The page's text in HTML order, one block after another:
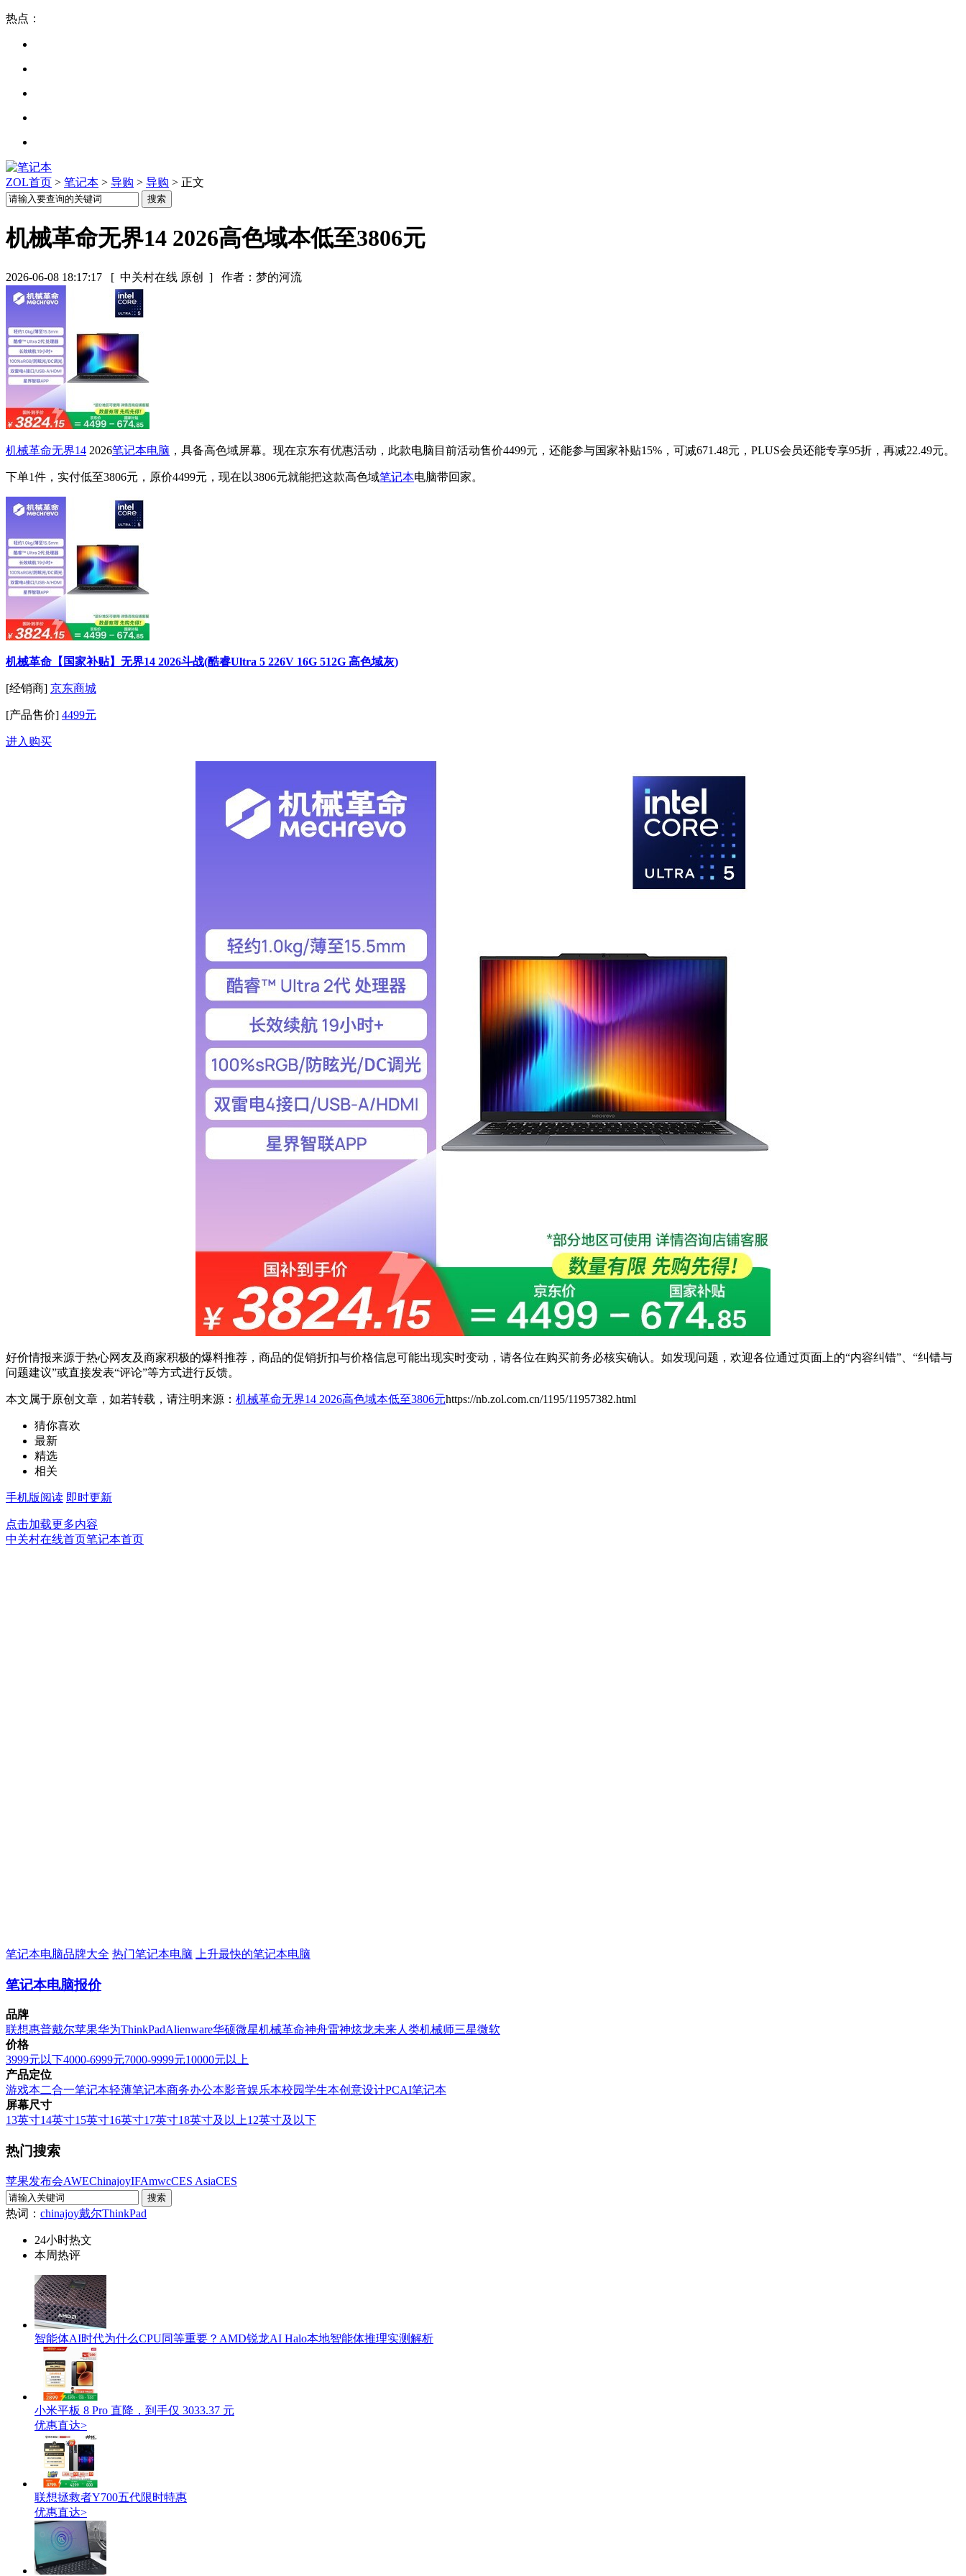
热点：
ZOL首页 > 笔记本 > 导购 > 导购 > 正文
机械革命无界14 2026高色域本低至3806元
2026-06-08 18:17:17 [ 中关村在线 原创 ] 作者：梦的河流
机械革命无界14 2026笔记本电脑 ，具备高色域屏幕。现在京东有优惠活动，此款电脑目前活动售价4499元，还能参与国家补贴15%，可减671.48元，PLUS会员还能专享95折，再减22.49元。
下单1件，实付低至3806元，原价4499元，现在以3806元就能把这款高色域笔记本电脑带回家。
机械革命【国家补贴】无界14 2026斗战(酷睿Ultra 5 226V 16G 512G 高色域灰)
[经销商] 京东商城
[产品售价] 4499元
进入购买
好价情报来源于热心网友及商家积极的爆料推荐，商品的促销折扣与价格信息可能出现实时变动，请各位在购买前务必核实确认。如发现问题，欢迎各位通过页面上的“内容纠错”、“纠错与
问题建议”或直接发表“评论”等方式进行反馈。
本文属于原创文章，如若转载，请注明来源： 机械革命无界14 2026高色域本低至3806元https://nb.zol.com.cn/1195/11957382.html
猜你喜欢
最新
精选
相关
手机版阅读 即时更新
点击加载更多内容
中关村在线首页笔记本首页
笔记本电脑品牌大全 热门笔记本电脑 上升最快的笔记本电脑
笔记本电脑报价
品牌
联想惠普戴尔苹果华为ThinkPadAlienware华硕微星机械革命神舟雷神炫龙未来人类机械师三星微软
价格
3999元以下4000-6999元7000-9999元10000元以上
产品定位
游戏本二合一笔记本轻薄笔记本商务办公本影音娱乐本校园学生本创意设计PCAI笔记本
屏幕尺寸
13英寸14英寸15英寸16英寸17英寸18英寸及以上12英寸及以下
热门搜索
苹果发布会AWEChinajoyIFAmwcCES AsiaCES
热词： chinajoy戴尔ThinkPad
24小时热文
本周热评
智能体AI时代为什么CPU同等重要？AMD锐龙AI Halo本地智能体推理实测解析
小米平板 8 Pro 直降，到手仅 3033.37 元
优惠直达>
联想拯救者Y700五代限时特惠
优惠直达>